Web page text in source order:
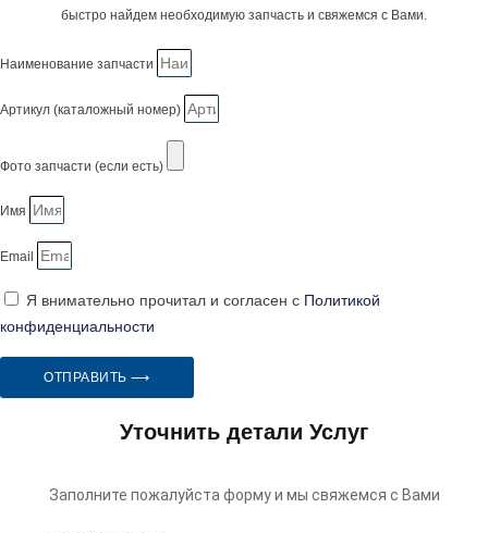
быстро найдем необходимую запчасть и свяжемся с Вами.
Наименование запчасти
Артикул (каталожный номер)
Фото запчасти (если есть)
Имя
Email
Я внимательно прочитал и согласен с Политикой
конфиденциальности
ОТПРАВИТЬ ⟶
Уточнить детали Услуг
Заполните пожалуйста форму и мы свяжемся с Вами